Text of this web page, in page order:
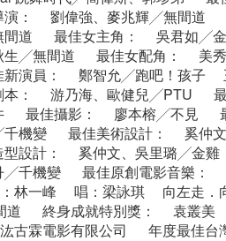
演： 劉偉強、麥兆輝╱無間道
間道 最佳女主角： 吳君如╱
生╱無間道 最佳女配角： 美
新演員： 鄭智允╱跑吧！孩
本： 游乃海、歐健兒╱PTU
最佳攝影： 廖本榕╱不見
機變 最佳美術設計： 奚仲
型設計： 奚仲文、吳里璐╱金
╱千機變 最佳原創電影音樂：
林一峰 唱：梁詠琪 向左走．
終身成就特別獎： 袁叢美
霖電影有限公司 年度最佳台